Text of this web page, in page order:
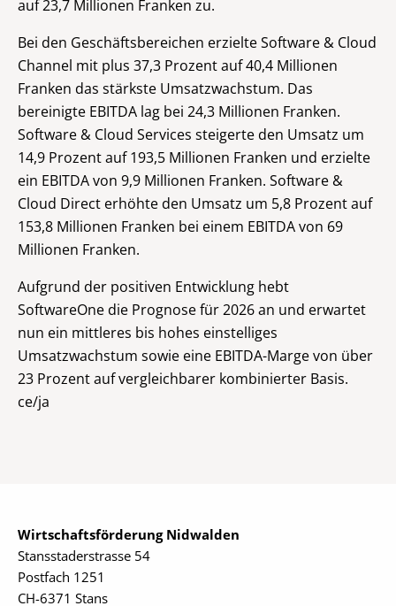
auf 23,7 Millionen Franken zu.
Bei den Geschäftsbereichen erzielte Software & Cloud
Channel mit plus 37,3 Prozent auf 40,4 Millionen
Franken das stärkste Umsatzwachstum. Das
bereinigte EBITDA lag bei 24,3 Millionen Franken.
Software & Cloud Services steigerte den Umsatz um
14,9 Prozent auf 193,5 Millionen Franken und erzielte
ein EBITDA von 9,9 Millionen Franken. Software &
Cloud Direct erhöhte den Umsatz um 5,8 Prozent auf
153,8 Millionen Franken bei einem EBITDA von 69
Millionen Franken.
Aufgrund der positiven Entwicklung hebt
SoftwareOne die Prognose für 2026 an und erwartet
nun ein mittleres bis hohes einstelliges
Umsatzwachstum sowie eine EBITDA-Marge von über
23 Prozent auf vergleichbarer kombinierter Basis.
ce/ja
Wirtschaftsförderung Nidwalden
Stansstaderstrasse 54
Postfach 1251
CH-6371 Stans